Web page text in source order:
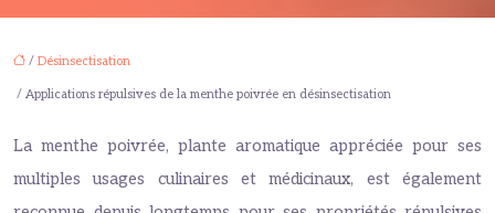
/ Désinsectisation
/ Applications répulsives de la menthe poivrée en désinsectisation
La menthe poivrée, plante aromatique appréciée pour ses
multiples usages culinaires et médicinaux, est également